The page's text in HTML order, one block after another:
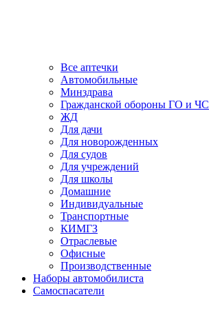
Все аптечки
Автомобильные
Минздрава
Гражданской обороны ГО и ЧС
ЖД
Для дачи
Для новорожденных
Для судов
Для учреждений
Для школы
Домашние
Индивидуальные
Транспортные
КИМГЗ
Отраслевые
Офисные
Производственные
Наборы автомобилиста
Самоспасатели